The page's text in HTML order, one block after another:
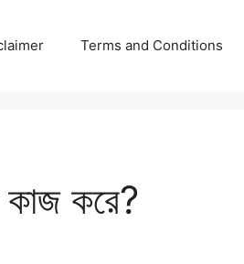
Terms and Conditions
কাজ করে?